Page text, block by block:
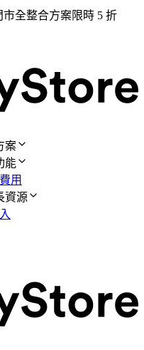
全整合方案限時 5 折
案
能
用
資源